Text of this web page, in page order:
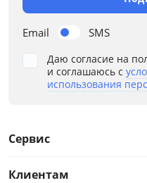
Email SMS
Даю согласие на
и соглашаюсь с
использования
Сервис
Клиентам